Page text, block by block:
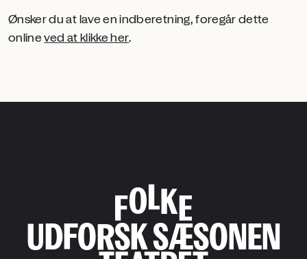
Ønsker du at lave en indberetning, foregår dette
onlineved at klikke her.
UDFORSK SÆSONEN